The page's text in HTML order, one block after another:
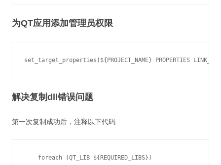
为QT应用添加管理员权限
set_target_properties(${PROJECT_NAME} PROPERTIES
解决复制dll错误问题
第一次复制成功后，注释以下代码
    foreach (QT_LIB ${REQUIRED_LIBS})